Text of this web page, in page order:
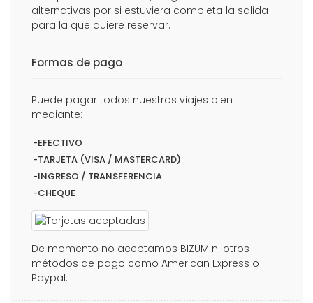
alternativas por si estuviera completa la salida
para la que quiere reservar.
Formas de pago
Puede pagar todos nuestros viajes bien
mediante:
-EFECTIVO
-TARJETA (VISA / MASTERCARD)
-INGRESO / TRANSFERENCIA
-CHEQUE
De momento no aceptamos BIZUM ni otros
métodos de pago como American Express o
Paypal.